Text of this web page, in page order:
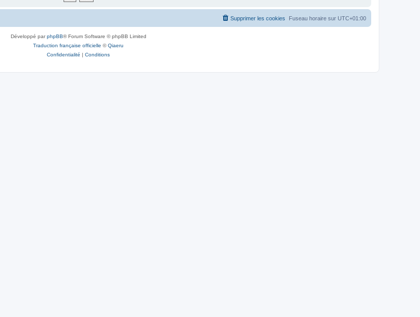
Fuseau horaire sur UTC+01:00
Supprimer les cookies
Développé parphpBB® Forum Software © phpBB Limited
Traduction française officielle ©Qiaeru
Confidentialité | Conditions